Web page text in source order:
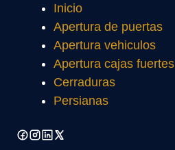
Inicio
Apertura de puertas
Apertura vehiculos
Apertura cajas fuertes
Cerraduras
Persianas